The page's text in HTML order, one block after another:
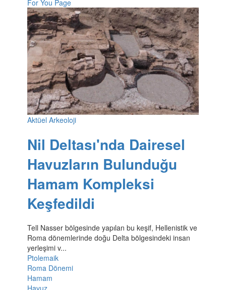
For You Page
Aktüel Arkeoloji
Nil Deltası'nda Dairesel
Havuzların Bulunduğu
Hamam Kompleksi
Keşfedildi
Tell Nasser bölgesinde yapılan bu keşif, Hellenistik ve
Roma dönemlerinde doğu Delta bölgesindeki insan
yerleşimi v...
Ptolemaik
Roma Dönemi
Hamam
Havuz